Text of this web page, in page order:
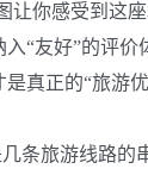
你感受到这
“友好”的评
真正的“旅游优
旅游线路的